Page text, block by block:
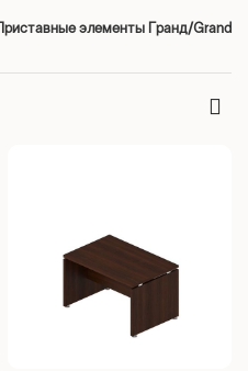
Приставные элементы Гранд/Grand